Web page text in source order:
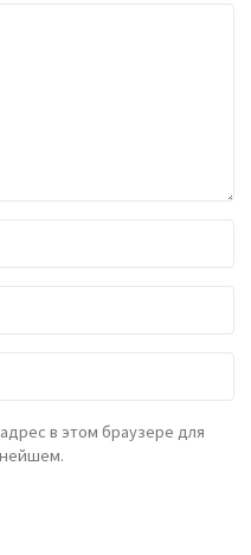
в этом браузере для